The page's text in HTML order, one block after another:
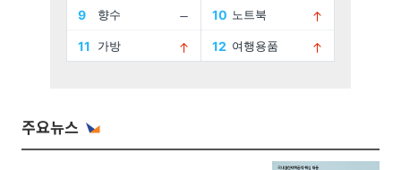
주요뉴스